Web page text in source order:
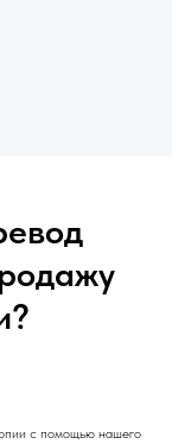
с помощью нашего